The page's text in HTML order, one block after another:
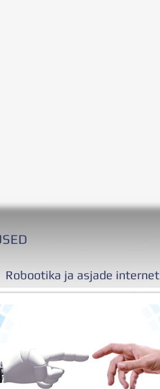
Robootika ja asjade internet